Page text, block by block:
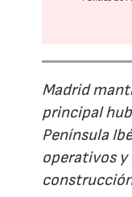
Madrid
principal
Península
operativos y